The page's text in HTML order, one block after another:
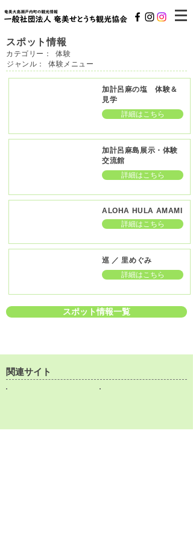
スポット情報
カテゴリー：
体験
ジャンル：
体験メニュー
加計呂麻の塩 体験＆
見学
詳細はこちら
加計呂麻島展示・体験
交流館
詳細はこちら
ALOHA HULA AMAMI
詳細はこちら
巡 ／ 里めぐみ
詳細はこちら
スポット情報一覧
関連サイト